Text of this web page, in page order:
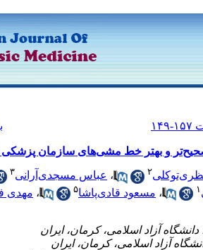
و بهتر خط مشی‌های سازمان پزشکی
۲ ، عباس مسجدی‌آرانی۳
۱ ، مسعود قادی‌پاشا۵ ، مهدی